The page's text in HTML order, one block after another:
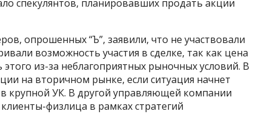
спекулянтов, планировавших продать акции
опрошенных “Ъ”, заявили, что не участвовали
возможность участия в сделке, так как цена
из-за неблагоприятных рыночных условий. В
на вторичном рынке, если ситуация начнет
крупной УК. В другой управляющей компании
физлица в рамках стратегий